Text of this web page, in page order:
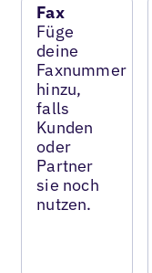
Fax
Füge
deine
Faxnummer
hinzu,
falls
Kunden
oder
Partner
sie noch
nutzen.